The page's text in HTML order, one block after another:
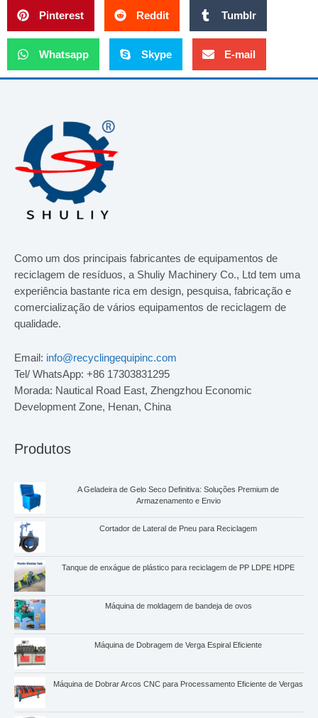
Pinterest Reddit Tumblr
Whatsapp Skype E-mail
Como um dos principais fabricantes de equipamentos de
reciclagem de resíduos, a Shuliy Machinery Co., Ltd tem uma
experiência bastante rica em design, pesquisa, fabricação e
comercialização de vários equipamentos de reciclagem de
qualidade.
Email: info@recyclingequipinc.com
Tel/ WhatsApp: +86 17303831295
Morada: Nautical Road East, Zhengzhou Economic
Development Zone, Henan, China
Produtos
A Geladeira de Gelo Seco Definitiva: Soluções Premium de
Armazenamento e Envio
Cortador de Lateral de Pneu para Reciclagem
Tanque de enxágue de plástico para reciclagem de PP LDPE HDPE
Máquina de moldagem de bandeja de ovos
Máquina de Dobragem de Verga Espiral Eficiente
Máquina de Dobrar Arcos CNC para Processamento Eficiente de Vergas